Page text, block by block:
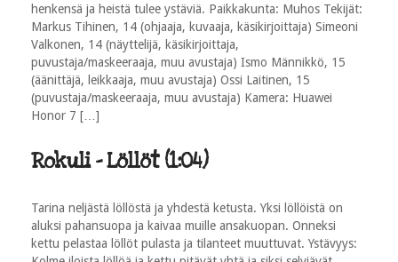
henkensä ja heistä tulee ystäviä. Paikkakunta: Muhos Tekijät:
Markus Tihinen, 14 (ohjaaja, kuvaaja, käsikirjoittaja) Simeoni
Valkonen, 14 (näyttelijä, käsikirjoittaja,
puvustaja/maskeeraaja, muu avustaja) Ismo Männikkö, 15
(äänittäjä, leikkaaja, muu avustaja) Ossi Laitinen, 15
(puvustaja/maskeeraaja, muu avustaja) Kamera: Huawei
Honor 7 […]
Rokuli - Löllöt (1:04)
Tarina neljästä löllöstä ja yhdestä ketusta. Yksi löllöistä on
aluksi pahansuopa ja kaivaa muille ansakuopan. Onneksi
kettu pelastaa löllöt pulasta ja tilanteet muuttuvat. Ystävyys: